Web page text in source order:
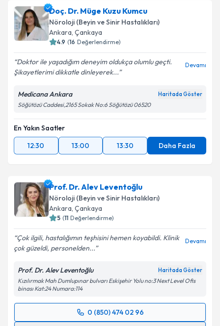
Doç. Dr. Müge Kuzu Kumcu
Nöroloji (Beyin ve Sinir Hastalıkları)
Ankara, Çankaya
4.9 (16 Değerlendirme)
Doktor ile yaşadığım deneyim oldukça olumlu geçti.
Şikayetlerimi dikkatle dinleyerek...
Devamı
Medicana Ankara Haritada Göster
Söğütözü Caddesi,2165 Sokak No:6 Söğütözü 06520
En Yakın Saatler
12:30
13:00 13:30 Daha Fazla
Prof. Dr. Alev Leventoğlu
Nöroloji (Beyin ve Sinir Hastalıkları)
Ankara, Çankaya
5 (11 Değerlendirme)
Çok ilgili, hastalığımın teşhisini hemen koyabildi. Klinik
çok güzeldi, personelden...
Devamı
Prof. Dr. Alev Leventoğlu Haritada Göster
Kızılırmak Mah Dumlupınar bulvarı Eskişehir Yolu no:3 Next Level Ofis
binası Kat:24 Numara:114
0 (850) 474 02 96
Randevu Takvimi Talebi